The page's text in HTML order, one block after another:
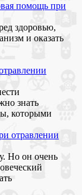
помощь при
здоровью,
и оказать
знать
которыми
отравлении
Но он очень